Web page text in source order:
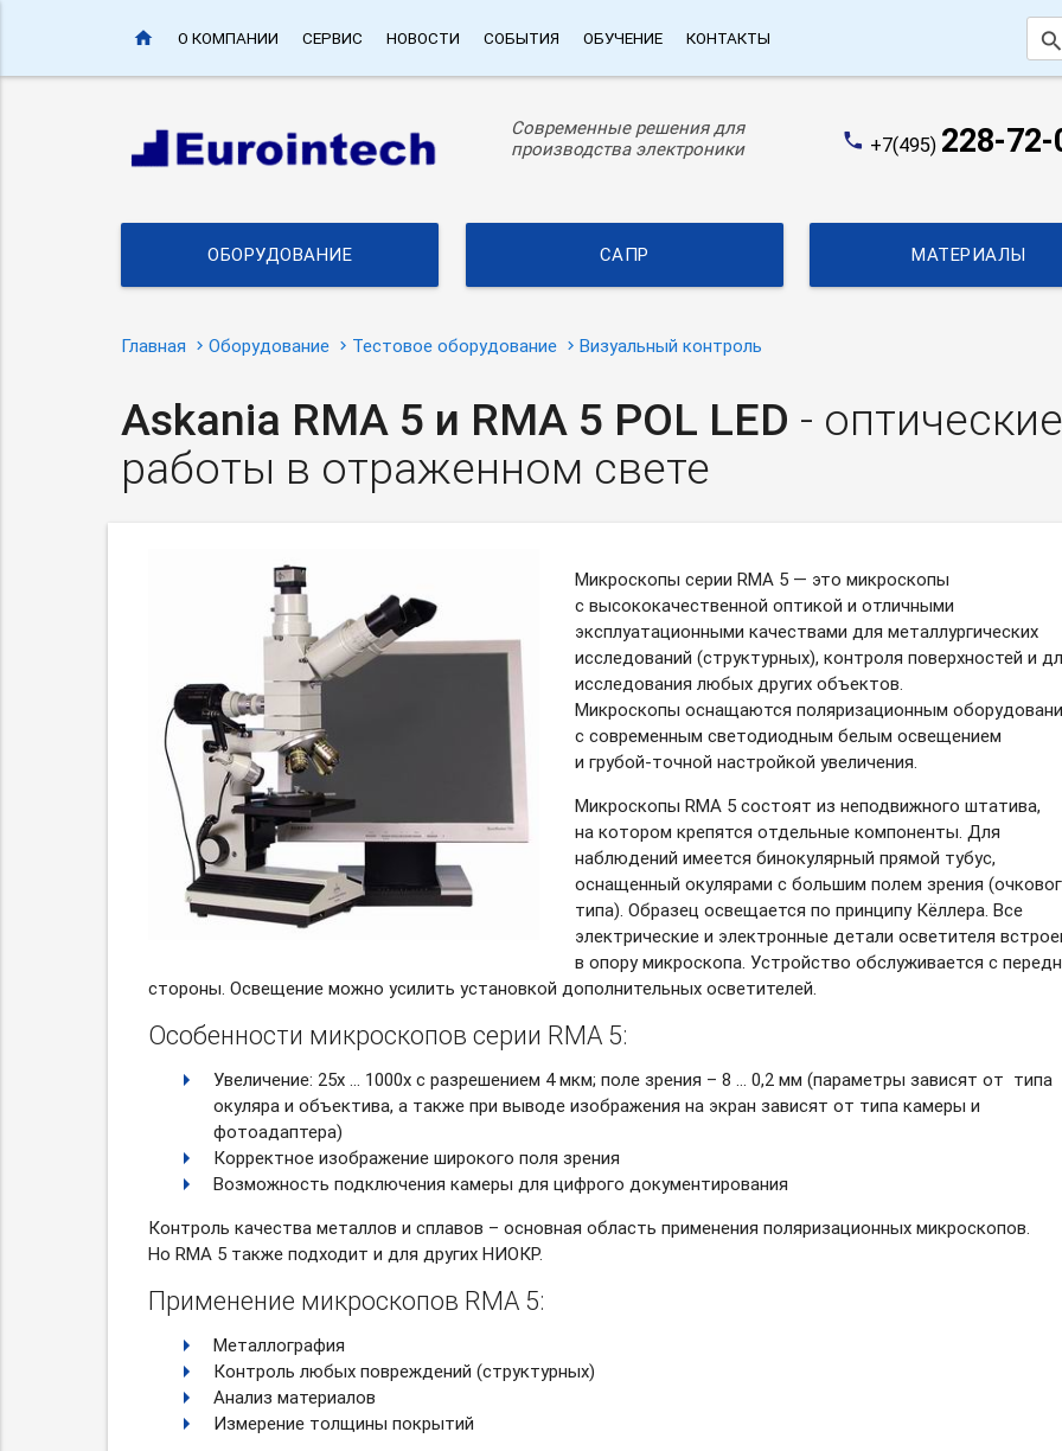
home О КОМПАНИИ СЕРВИС НОВОСТИ СОБЫТИЯ ОБУЧЕНИЕ КОНТАКТЫ
Современные решения для
производства электроники
phone +7(495) 228-72-
ОБОРУДОВАНИЕ САПР МАТЕРИАЛЫ
Главная Оборудование Тестовое оборудование Визуальный контроль
Askania RMA 5 и RMA 5 POL LED -
работы в отраженном свете
Микроскопы серии RMA 5 — это микроскопы
с высококачественной оптикой и отличными
эксплуатационными качествами для металлургических
исследований (структурных), контроля поверхностей и
исследования любых других объектов.
Микроскопы оснащаются поляризационным
с современным светодиодным белым освещением
и грубой-точной настройкой увеличения.
Микроскопы RMA 5 состоят из неподвижного штатива,
на котором крепятся отдельные компоненты. Для
наблюдений имеется бинокулярный прямой тубус,
оснащенный окулярами с большим полем зрения
типа). Образец освещается по принципу Кёллера. Все
электрические и электронные детали осветителя
в опору микроскопа. Устройство обслуживается с
стороны. Освещение можно усилить установкой дополнительных осветителей.
Особенности микроскопов серии RMA 5:
Увеличение: 25х … 1000х с разрешением 4 мкм; поле зрения – 8 … 0,2 мм (параметры зависят от типа
окуляра и объектива, а также при выводе изображения на экран зависят от типа камеры и
фотоадаптера)
Корректное изображение широкого поля зрения
Возможность подключения камеры для цифрого документирования
Контроль качества металлов и сплавов – основная область применения поляризационных микроскопов.
Но RMA 5 также подходит и для других НИОКР.
Применение микроскопов RMA 5:
Металлография
Контроль любых повреждений (структурных)
Анализ материалов
Измерение толщины покрытий